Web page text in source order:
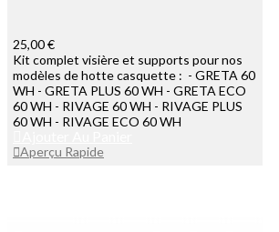
25,00 €
Kit complet visière et supports pour nos
modèles de hotte casquette : - GRETA 60
WH - GRETA PLUS 60 WH - GRETA ECO
60 WH - RIVAGE 60 WH - RIVAGE PLUS
60 WH - RIVAGE ECO 60 WH
Aperçu Rapide